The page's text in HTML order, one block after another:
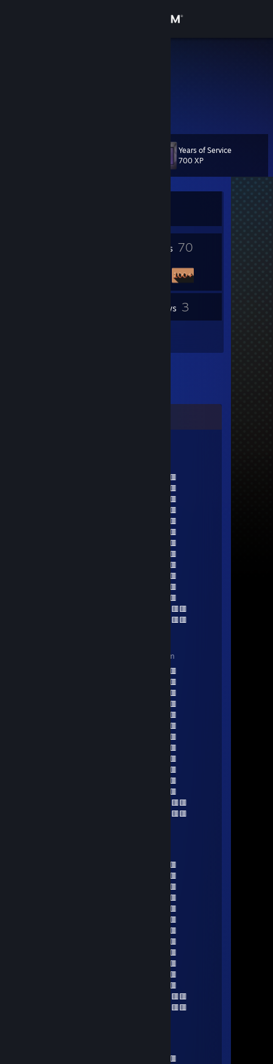
Years of Service
700 XP
Badges 70
Reviews 3
🟥🟥🟥🟥🟥🟥🟥🟥🟥🟥🟥🟥🟥🟥🟥
🟥🟥🟥🟥🟥🟥🟥🟥🟥🟥🟥🟥🟥🟥🟥
🟥🟥🟦🟦🟦🟦🟦🟦🟦🟦🟦🟦🟦🟥🟥
🟥🟥🟦🟦🟦🟦🟦🟦🟦🟦🟦🟦🟦🟥🟥
🟥🟥🟦🟦🟦🟦🟦🟦🟦🟦🟦🟦🟦🟥🟥
🟥🟥🟦🟦🟦🟦🟦🟦🟦🟦🟦🟦🟦🟥🟥
🟥🟥🟥🟥🟥🟥🟥🟥🟥🟥🟥🟥🟥🟥🟥
🟥🟥🟥🟥🟥🟥🟥🟥🟥🟥🟥🟥🟥🟥🟥
🟥🟥🟥🟥🟥🟥🟥🟥🟥🟥🟥🟥🟥🟥🟥
🟥🟥🟥🟥🟥🟥🟥🟥🟥🟥🟥🟥🟥🟥🟥
🟥🟥🟥🟥🟥🟥🟥🟥🟥🟥🟥🟥🟥🟥🟥
🟥🟥🟥🟥🟥🟥🟥🟥🟥🟥🟥🟥🟥🟥🟥
🟥🟥🟥🟥🟥🟥 ‎ ‎ ‎ ‎ ‎ ‎ ‎ ‎ ‎ ‎ ‎ ‎ ‎‎ ‎🟥🟥🟥🟥🟥🟥
🟥🟥🟥🟥🟥🟥 ‎ ‎ ‎ ‎ ‎ ‎ ‎ ‎ ‎ ‎ ‎ ‎ ‎ 🟥🟥🟥🟥🟥🟥
Jun 25, 2025 @ 12:16pm
🟥🟥🟥🟥🟥🟥🟥🟥🟥🟥🟥🟥🟥🟥🟥
🟥🟥🟥🟥🟥🟥🟥🟥🟥🟥🟥🟥🟥🟥🟥
🟥🟥🟦🟦🟦🟦🟦🟦🟦🟦🟦🟦🟦🟥🟥
🟥🟥🟦🟦🟦🟦🟦🟦🟦🟦🟦🟦🟦🟥🟥
🟥🟥🟦🟦🟦🟦🟦🟦🟦🟦🟦🟦🟦🟥🟥
🟥🟥🟦🟦🟦🟦🟦🟦🟦🟦🟦🟦🟦🟥🟥
🟥🟥🟥🟥🟥🟥🟥🟥🟥🟥🟥🟥🟥🟥🟥
🟥🟥🟥🟥🟥🟥🟥🟥🟥🟥🟥🟥🟥🟥🟥
🟥🟥🟥🟥🟥🟥🟥🟥🟥🟥🟥🟥🟥🟥🟥
🟥🟥🟥🟥🟥🟥🟥🟥🟥🟥🟥🟥🟥🟥🟥
🟥🟥🟥🟥🟥🟥🟥🟥🟥🟥🟥🟥🟥🟥🟥
🟥🟥🟥🟥🟥🟥🟥🟥🟥🟥🟥🟥🟥🟥🟥
🟥🟥🟥🟥🟥🟥 ‎ ‎ ‎ ‎ ‎ ‎ ‎ ‎ ‎ ‎ ‎ ‎ ‎‎ ‎🟥🟥🟥🟥🟥🟥
🟥🟥🟥🟥🟥🟥 ‎ ‎ ‎ ‎ ‎ ‎ ‎ ‎ ‎ ‎ ‎ ‎ ‎ 🟥🟥🟥🟥🟥🟥
🟥🟥🟥🟥🟥🟥🟥🟥🟥🟥🟥🟥🟥🟥🟥
🟥🟥🟥🟥🟥🟥🟥🟥🟥🟥🟥🟥🟥🟥🟥
🟥🟥🟦🟦🟦🟦🟦🟦🟦🟦🟦🟦🟦🟥🟥
🟥🟥🟦🟦🟦🟦🟦🟦🟦🟦🟦🟦🟦🟥🟥
🟥🟥🟦🟦🟦🟦🟦🟦🟦🟦🟦🟦🟦🟥🟥
🟥🟥🟦🟦🟦🟦🟦🟦🟦🟦🟦🟦🟦🟥🟥
🟥🟥🟥🟥🟥🟥🟥🟥🟥🟥🟥🟥🟥🟥🟥
🟥🟥🟥🟥🟥🟥🟥🟥🟥🟥🟥🟥🟥🟥🟥
🟥🟥🟥🟥🟥🟥🟥🟥🟥🟥🟥🟥🟥🟥🟥
🟥🟥🟥🟥🟥🟥🟥🟥🟥🟥🟥🟥🟥🟥🟥
🟥🟥🟥🟥🟥🟥🟥🟥🟥🟥🟥🟥🟥🟥🟥
🟥🟥🟥🟥🟥🟥🟥🟥🟥🟥🟥🟥🟥🟥🟥
🟥🟥🟥🟥🟥🟥 ‎ ‎ ‎ ‎ ‎ ‎ ‎ ‎ ‎ ‎ ‎ ‎ ‎‎ ‎🟥🟥🟥🟥🟥🟥
🟥🟥🟥🟥🟥🟥 ‎ ‎ ‎ ‎ ‎ ‎ ‎ ‎ ‎ ‎ ‎ ‎ ‎ 🟥🟥🟥🟥🟥🟥
🟥🟥🟥🟥🟥🟥🟥🟥🟥🟥🟥🟥🟥🟥🟥